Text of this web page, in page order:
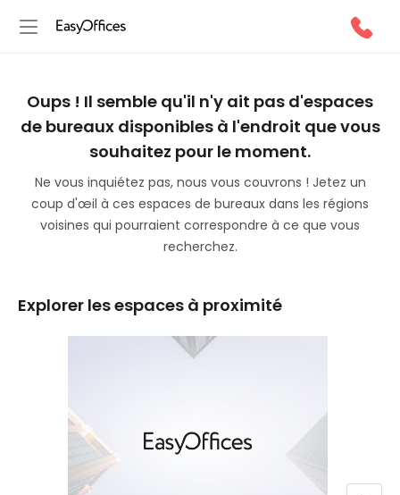
Oups ! Il semble qu'il n'y ait pas d'espaces
de bureaux disponibles à l'endroit que vous
souhaitez pour le moment.
Ne vous inquiétez pas, nous vous couvrons ! Jetez un
coup d'œil à ces espaces de bureaux dans les régions
voisines qui pourraient correspondre à ce que vous
recherchez.
Explorer les espaces à proximité